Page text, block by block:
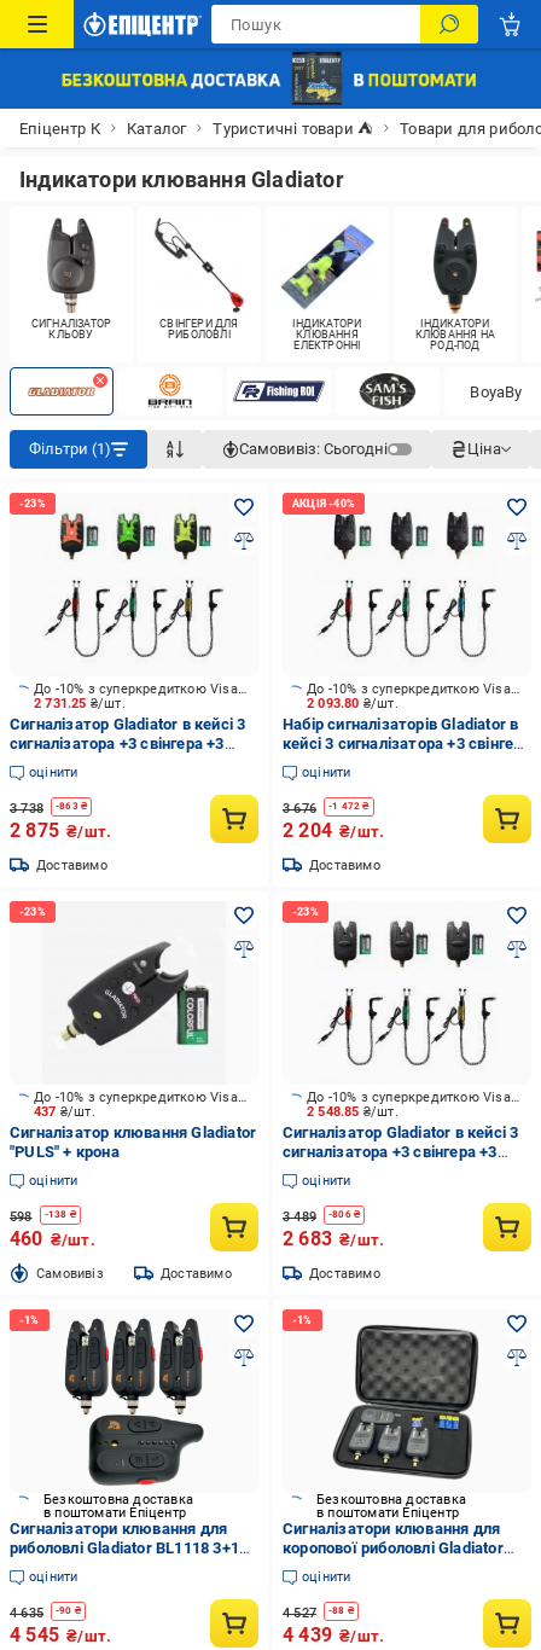
Епіцентр К Каталог Туристичні товари ⛺ Товари для
Індикатори клювання Gladiator
СИГНАЛІЗАТОР
КЛЬОВУ
СВІНГЕРИ ДЛЯ
РИБОЛОВЛІ
ІНДИКАТОРИ
КЛЮВАННЯ
ЕЛЕКТРОННІ
ІНДИКАТОРИ
КЛЮВАННЯ НА
РОД-ПОД
BoyaBy
Фільтри (1) Самовивіз: Сьогодні Ціна
2 731.25 ₴/шт.
До -10% з суперкредиткою Visa Вигода
Сигналізатор Gladiator в кейсі 3
сигналізатора +3 свінгера +3
крони JY-28-3-SW1B
оцінити
3 738 -863₴
2 875 ₴/шт.
Доставимо
2 093.80 ₴/шт.
До -10% з суперкредиткою Visa Вигода
Набір сигналізаторів Gladiator в
кейсі 3 сигналізатора +3 свінгера
+3 крони JY-1-3-SW1B
оцінити
3 676 -1 472 ₴
2 204 ₴/шт.
Доставимо
437 ₴/шт.
До -10% з суперкредиткою Visa Вигода
Сигналізатор клювання Gladiator
"PULS" + крона
оцінити
598 -138 ₴
460 ₴/шт.
Cамовивіз Доставимо
2 548.85 ₴/шт.
До -10% з суперкредиткою Visa Вигода
Сигналізатор Gladiator в кейсі 3
сигналізатора +3 свінгера +3
крони JY-36-3-SW1B
оцінити
3 489 -806₴
2 683 ₴/шт.
Доставимо
Безкоштовна доставка
в поштомати Епіцентр
Сигналізатори клювання для
риболовлі Gladiator BL1118 3+1
LED індикація радіопейджер до
150 м Чорний
оцінити
4 635 -90 ₴
4 545 ₴/шт.
Безкоштовна доставка
в поштомати Епіцентр
Сигналізатори клювання для
коропової риболовлі Gladiator
RF298 4+1 пейджер до 200 м
Чорний
оцінити
4 527 -88 ₴
4 439 ₴/шт.